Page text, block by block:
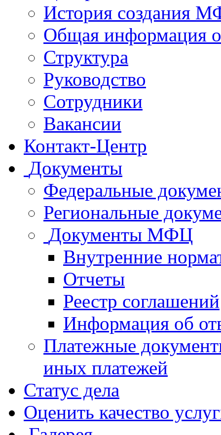
История создания
Общая
Структура
Руководство
Сотрудники
Вакансии
Контакт-Центр
Документы
Федеральные
Региональные
Документы МФЦ
Внутренние
Отчеты
Реестр соглашений
Информация об
Платежные
иных платежей
Статус дела
Оценить качество